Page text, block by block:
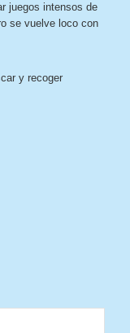
juegos intensos de
se vuelve loco con
y recoger